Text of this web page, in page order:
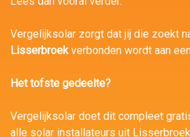
Vergelijksolar zorgt dat jij die zoekt
Lisserbroekverbonden wordt aan
Het tofste gedeelte?
Vergelijksolar doet dit compleet
alle solar installateurs uit